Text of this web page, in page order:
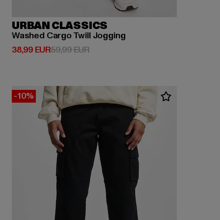
URBAN CLASSICS
Washed Cargo Twill Jogging
38,99 EUR
Derzeitiger Preis: 38,99 EUR
59,99 EURAktionspreis: 59,99 EUR
-10%